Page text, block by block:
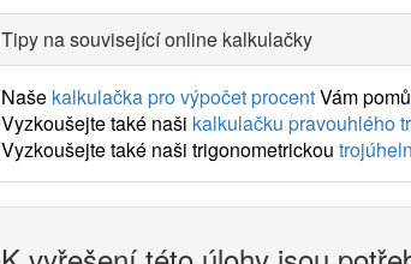
Tipy na související online kalkulačky
Naše kalkulačka pro výpočet procentVám
Vyzkoušejte také naši kalkulačku pravouhlého
Vyzkoušejte také naši trigonometrickou